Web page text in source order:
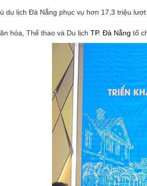
du lịch Đà Nẵng phục vụ hơn 17,3 triệu
hóa, Thể thao và Du lịch TP. Đà Nẵng tổ